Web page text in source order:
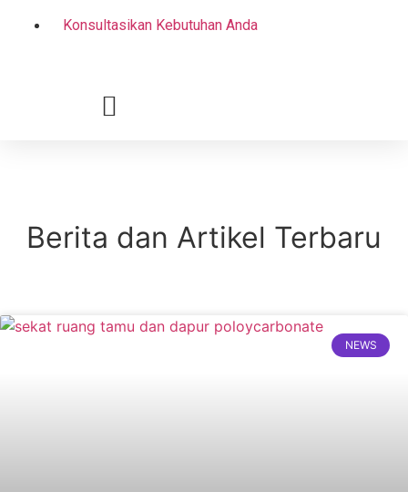
Konsultasikan Kebutuhan Anda
Berita dan Artikel Terbaru
NEWS